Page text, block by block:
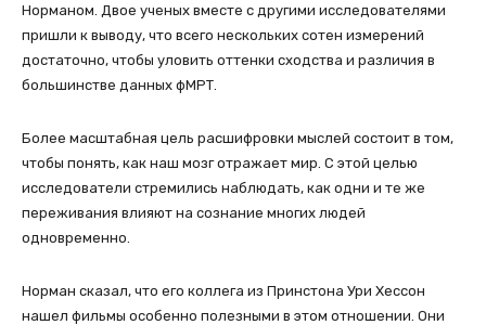
Норманом. Двое ученых вместе с другими исследователями
пришли к выводу, что всего нескольких сотен измерений
достаточно, чтобы уловить оттенки сходства и различия в
большинстве данных фМРТ.
Более масштабная цель расшифровки мыслей состоит в том,
чтобы понять, как наш мозг отражает мир. С этой целью
исследователи стремились наблюдать, как одни и те же
переживания влияют на сознание многих людей
одновременно.
Норман сказал, что его коллега из Принстона Ури Хессон
нашел фильмы особенно полезными в этом отношении. Они